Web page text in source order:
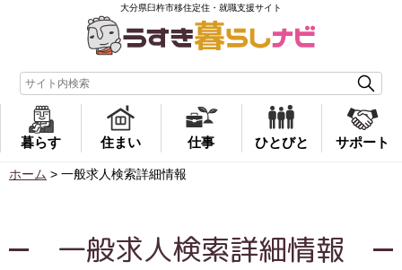
大分県臼杵市移住定住・就職支援サイト
暮らす 住まい 仕事 ひとびと サポート
ホーム > 一般求人検索詳細情報
一般求人検索詳細情報